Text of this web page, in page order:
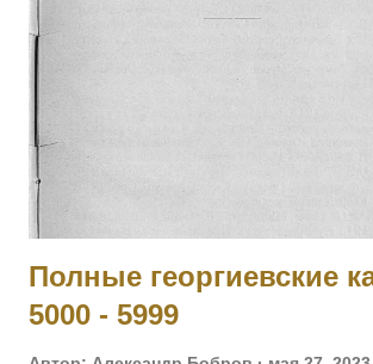
Государственным гербом и цепочкой.
Березины, получив ранение, был
больше в полк не возвращался.
На август 1916 года находился в 188-м
полку. Имеет кресты 2 ст. No 446, 3 ст. №
121138 за Русско-Японскую войну. [II-452]
подпрапорщик Никифор Удалых, сражаясь
Полные георгиевские
5000 - 5999